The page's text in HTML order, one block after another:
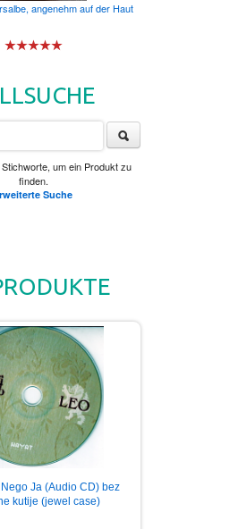
angenehm auf der Haut
um ein Produkt zu
finden.
Suche
Ja (Audio CD) bez
kutije (jewel case)